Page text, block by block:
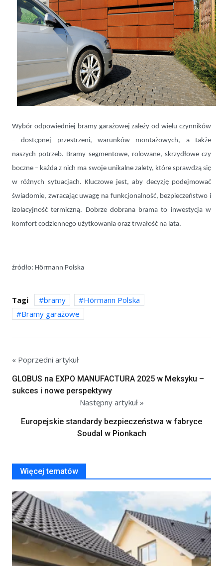
Wybór odpowiedniej bramy garażowej zależy od wielu czynników
– dostępnej przestrzeni, warunków montażowych, a także
naszych potrzeb. Bramy segmentowe, rolowane, skrzydłowe czy
boczne – każda z nich ma swoje unikalne zalety, które sprawdzą się
w różnych sytuacjach. Kluczowe jest, aby decyzję podejmować
świadomie, zwracając uwagę na funkcjonalność, bezpieczeństwo i
izolacyjność termiczną. Dobrze dobrana brama to inwestycja w
komfort codziennego użytkowania oraz trwałość na lata.
źródło: Hörmann Polska
Tagi bramy
Hörmann Polska
Bramy garażowe
« Poprzedni artykuł
GLOBUS na EXPO MANUFACTURA 2025 w Meksyku –
sukces i nowe perspektywy
Następny artykuł »
Europejskie standardy bezpieczeństwa w fabryce
Soudal w Pionkach
Więcej tematów